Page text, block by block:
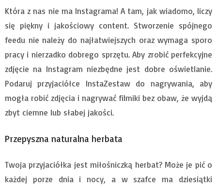
Która z nas nie ma Instagrama! A tam, jak wiadomo, liczy
się piękny i jakościowy content. Stworzenie spójnego
feedu nie należy do najłatwiejszych oraz wymaga sporo
pracy i nierzadko dobrego sprzętu. Aby zrobić perfekcyjne
zdjęcie na Instagram niezbędne jest dobre oświetlanie.
Podaruj przyjaciółce InstaZestaw do nagrywania, aby
mogła robić zdjęcia i nagrywać filmiki bez obaw, że wyjdą
zbyt ciemne lub słabej jakości.
Przepyszna naturalna herbata
Twoja przyjaciółka jest miłośniczką herbat? Może je pić o
każdej porze dnia i nocy, a w szafce ma dziesiątki